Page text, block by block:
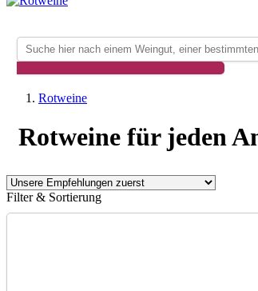
Rotweine
Rotweine für jeden
Filter & Sortierung